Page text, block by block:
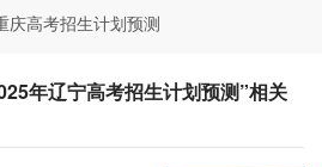
庆高考招生计划预测
年辽宁高考招生计划预测”相关